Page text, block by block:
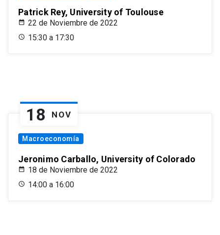
Patrick Rey, University of Toulouse
22 de Noviembre de 2022
15:30 a 17:30
18 NOV
Macroeconomía
Jeronimo Carballo, University of Colorado
18 de Noviembre de 2022
14:00 a 16:00